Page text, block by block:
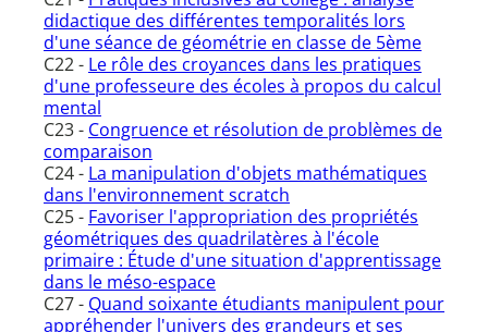
didactique des différentes temporalités lors
d'une séance de géométrie en classe de 5ème
C22 - Le rôle des croyances dans les pratiques
d'une professeure des écoles à propos du calcul
mental
C23 - Congruence et résolution de problèmes de
comparaison
C24 - La manipulation d'objets mathématiques
dans l'environnement scratch
C25 - Favoriser l'appropriation des propriétés
géométriques des quadrilatères à l'école
primaire : Étude d'une situation d'apprentissage
dans le méso-espace
C27 - Quand soixante étudiants manipulent pour
appréhender l'univers des grandeurs et ses